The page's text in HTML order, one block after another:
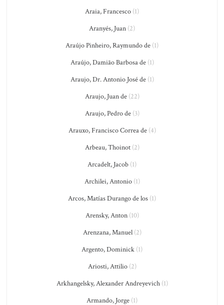
Araia, Francesco (1)
Aranyés, Juan (2)
Araújo Pinheiro, Raymundo de (1)
Araújo, Damião Barbosa de(1)
Araujo, Dr. Antonio José de(1)
Araujo, Juan de(22)
Araujo, Pedro de(3)
Arauxo, Francisco Correa de(4)
Arbeau, Thoinot(2)
Arcadelt, Jacob (1)
Archilei, Antonio(1)
Arcos, Matías Durango de los (1)
Arensky, Anton(10)
Arenzana, Manuel(2)
Argento, Dominick (1)
Ariosti, Attilio(2)
Arkhangelsky, Alexander Andreyevich(1)
Armando, Jorge (1)